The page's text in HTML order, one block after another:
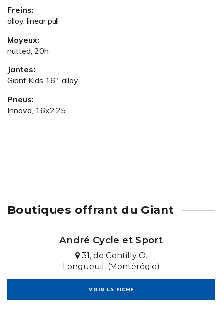
Freins:
alloy, linear pull
Moyeux:
nutted, 20h
Jantes:
Giant Kids 16", alloy
Pneus:
Innova, 16x2.25
Boutiques offrant du Giant
André Cycle et Sport
31, de Gentilly O.
Longueuil, (Montérégie)
VOIR LA FICHE